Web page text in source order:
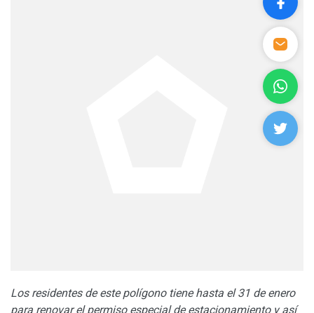
Los residentes de este polígono tiene hasta el 31 de enero
para renovar el permiso especial de estacionamiento y así